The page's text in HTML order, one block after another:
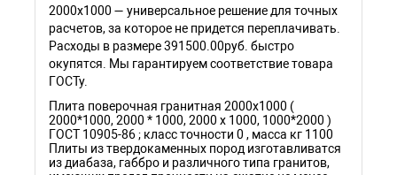
2000х1000 — универсальное решение для точных
расчетов, за которое не придется переплачивать.
Расходы в размере 391500.00руб. быстро
окупятся. Мы гарантируем соответствие товара
ГОСТу.
Плита поверочная гранитная 2000х1000 (
2000*1000, 2000 * 1000, 2000 х 1000, 1000*2000 )
ГОСТ 10905-86 ; класс точности 0 , масса кг 1100
Плиты из твердокаменных пород изготавливатся
из диабаза, габбро и различного типа гранитов,